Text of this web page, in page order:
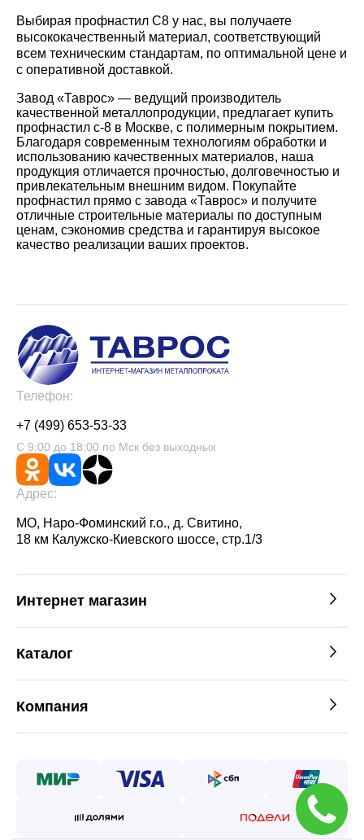
Выбирая профнастил С8 у нас, вы получаете
высококачественный материал, соответствующий
всем техническим стандартам, по оптимальной цене и
с оперативной доставкой.
Завод «Таврос» — ведущий производитель
качественной металлопродукции, предлагает купить
профнастил с-8 в Москве, с полимерным покрытием.
Благодаря современным технологиям обработки и
использованию качественных материалов, наша
продукция отличается прочностью, долговечностью и
привлекательным внешним видом. Покупайте
профнастил прямо с завода «Таврос» и получите
отличные строительные материалы по доступным
ценам, сэкономив средства и гарантируя высокое
качество реализации ваших проектов.
Телефон:
+7 (499) 653-53-33
С 9:00 до 18:00 по Мск без выходных
Адрес:
МО, Наро-Фоминский г.о., д. Свитино,
18 км Калужско-Киевского шоссе, стр.1/3
Интернет магазин
Каталог
Компания